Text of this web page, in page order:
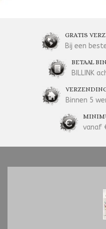
GRATIS
Bij een
BETAAL
BILLINK
Binnen 5
vanaf